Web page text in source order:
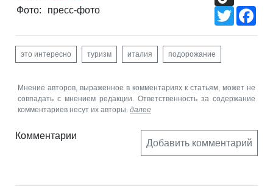
Фото:
пресс-фото
Twitter
это интересно туризм италия подорожание
Мнение авторов, выраженное в комментариях к статьям, может не
совпадать с мнением редакции. Ответственность за содержание
комментариев несут их авторы. далее
Комментарии
Добавить комментарий